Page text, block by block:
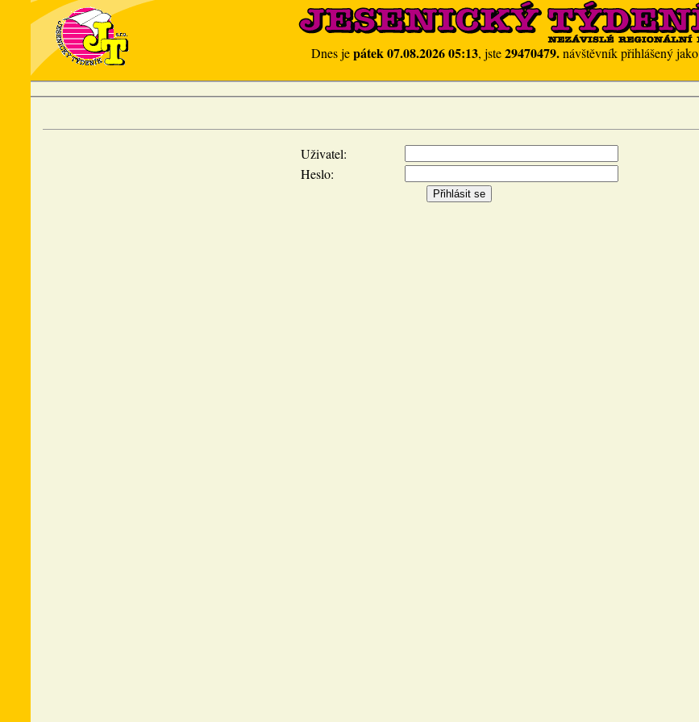
Dnes jepátek 07.08.2026 05:13, jste29470479.návštěvník přihlášený jako
Uživatel:
Heslo: